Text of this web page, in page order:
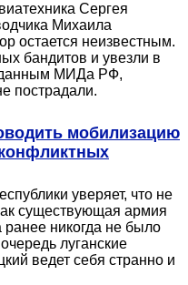
Сергея
Михаила
остается неизвестным.
бандитов и увезли в
данным МИДа РФ,
пострадали.
мобилизацию
уверяет, что не
существующая армия
ранее никогда не было
луганские
ведет себя странно и